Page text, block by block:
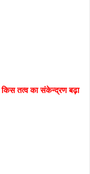
तत्व का संकेन्द्रण बढ़ा